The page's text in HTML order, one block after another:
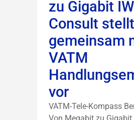
zu Gigabit IW
Consult stellt
gemeinsam
VATM
vor
VATM-Tele-Kompass